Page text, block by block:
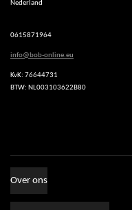
A
p
Nederland
0615871964
info@bob-online.eu
KvK: 76644731
BTW: NL003103622B80
Over ons